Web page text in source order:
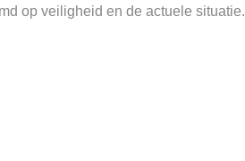
op veiligheid en de actuele situatie.